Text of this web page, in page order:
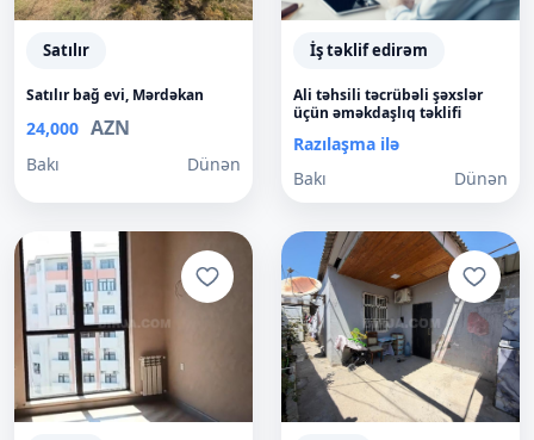
Satılır
Satılır bağ evi, Mərdəkan
24,000 AZN
Bakı Dünən
İş təklif edirəm
Ali təhsili təcrübəli şəxslər
üçün əməkdaşlıq təklifi
Razılaşma ilə
Bakı
Dünən